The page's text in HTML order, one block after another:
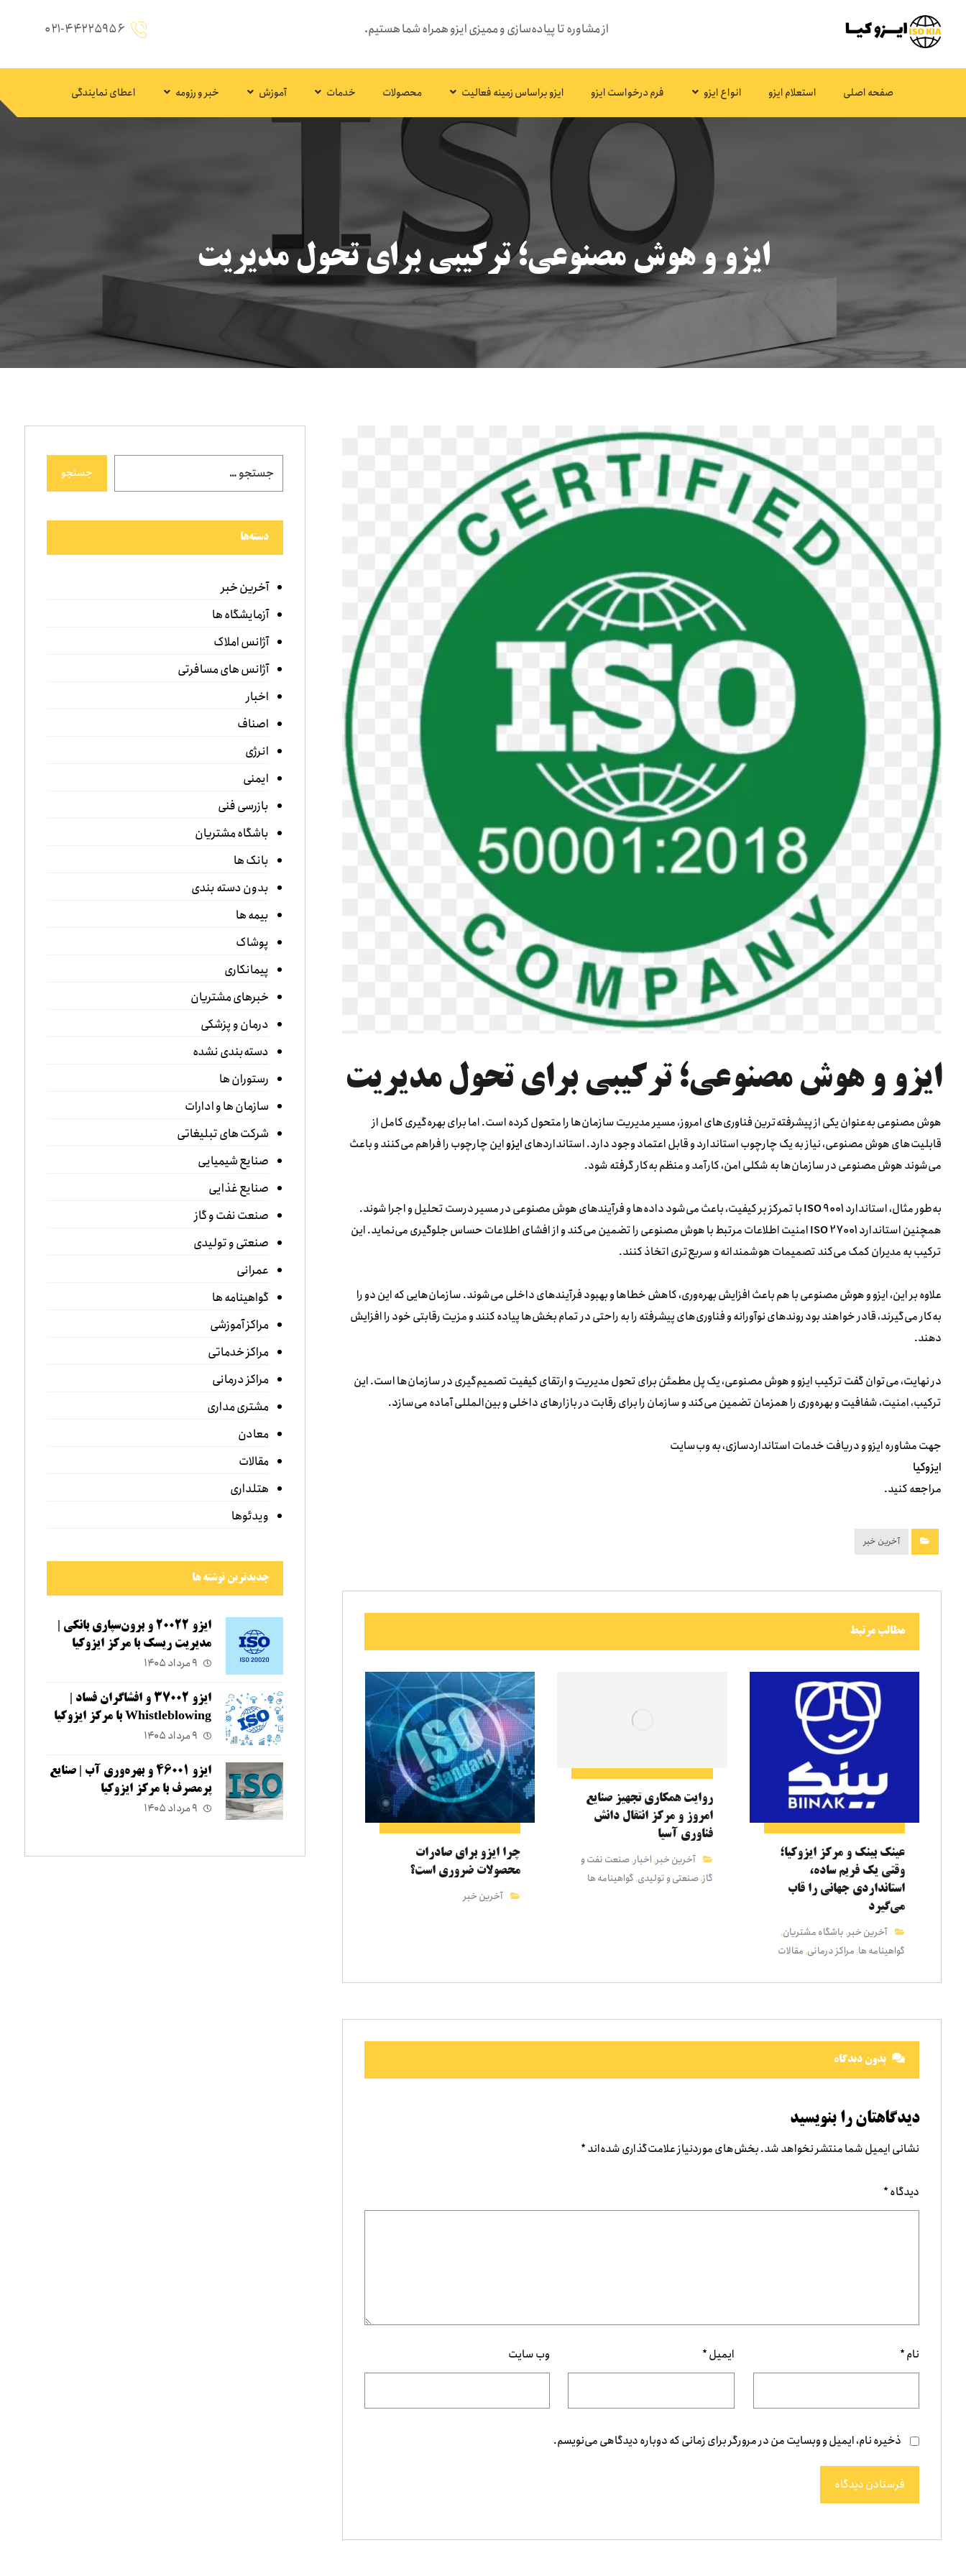
از مشاوره تا پیاده‌سازی و ممیزی ایزو همراه شما هستیم. ۰۲۱-۴۴۲۲۵۹۵۶
صفحه اصلی استعلام ایزو انواع ایزو فرم درخواست ایزو ایزو براساس زمینه فعالیت محصولات خدمات آموزش خبر و رزومه اعطای نمایندگی
ایزو و هوش مصنوعی؛ ترکیبی برای تحول مدیریت
ایزو و هوش مصنوعی؛ ترکیبی برای تحول مدیریت
هوش مصنوعی به‌عنوان یکی از پیشرفته‌ترین فناوری‌های امروز، مسیر مدیریت سازمان‌ها را متحول کرده است. اما برای بهره‌گیری کامل از
قابلیت‌های هوش مصنوعی، نیاز به یک چارچوب استاندارد و قابل اعتماد وجود دارد. استانداردهایایزواین چارچوب را فراهم می‌کنند و باعث
می‌شوند هوش مصنوعی در سازمان‌ها به شکلی امن، کارآمد و منظم به‌کار گرفته شود.
به‌طور مثال، استانداردISO 9001با تمرکز بر کیفیت، باعث می‌شود داده‌ها و فرآیندهای هوش مصنوعی در مسیر درست تحلیل و اجرا شوند.
همچنین استانداردISO 27001امنیت اطلاعات مرتبط با هوش مصنوعی را تضمین می‌کند و از افشای اطلاعات حساس جلوگیری می‌نماید. این
ترکیب به مدیران کمک می‌کند تصمیمات هوشمندانه و سریع‌تری اتخاذ کنند.
علاوه بر این، ایزو و هوش مصنوعی با هم باعث افزایش بهره‌وری، کاهش خطاها و بهبود فرآیندهای داخلی می‌شوند. سازمان‌هایی که این دو را
به‌کار می‌گیرند، قادر خواهند بود روندهای نوآورانه و فناوری‌های پیشرفته را به راحتی در تمام بخش‌ها پیاده کنند و مزیت رقابتی خود را افزایش
دهند.
در نهایت، می‌توان گفت ترکیب ایزو و هوش مصنوعی، یک پل مطمئن برای تحول مدیریت و ارتقای کیفیت تصمیم‌گیری در سازمان‌ها است. این
ترکیب، امنیت، شفافیت و بهره‌وری را همزمان تضمین می‌کند و سازمان را برای رقابت در بازارهای داخلی و بین‌المللی آماده می‌سازد.
جهت مشاوره ایزو و دریافت خدمات استانداردسازی، به وب‌سایت
ایزوکیا
مراجعه کنید.
آخرین خبر
مطالب مرتبط
عینک بینک و مرکز ایزوکیا؛
وقتی یک فریم ساده،
استانداردی جهانی را قاب
می‌گیرد
آخرین خبر,باشگاه مشتریان,
گواهینامه ها,مراکز درمانی,مقالات
روایت همکاری تجهیز صنایع
امروز و مرکز انتقال دانش
فناوری آسیا
آخرین خبر,اخبار,صنعت نفت و
گاز,صنعتی و تولیدی,گواهینامه ها
چرا ایزو برای صادرات
محصولات ضروری است؟
آخرین خبر
بدون دیدگاه
دیدگاهتان را بنویسید
نشانی ایمیل شما منتشر نخواهد شد.بخش‌های موردنیاز علامت‌گذاری شده‌اند*
دیدگاه*
نام* ایمیل* وب‌ سایت
ذخیره نام، ایمیل و وبسایت من در مرورگر برای زمانی که دوباره دیدگاهی می‌نویسم.
فرستادن دیدگاه
جستجو
دسته‌ها
آخرین خبر
آزمایشگاه ها
آژانس املاک
آژانس های مسافرتی
اخبار
اصناف
انرژی
ایمنی
بازرسی فنی
باشگاه مشتریان
بانک ها
بدون دسته بندی
بیمه ها
پوشاک
پیمانکاری
خبرهای مشتریان
درمان و پزشکی
دسته‌بندی نشده
رستوران ها
سازمان ها و ادارات
شرکت های تبلیغاتی
صنایع شیمیایی
صنایع غذایی
صنعت نفت و گاز
صنعتی و تولیدی
عمرانی
گواهینامه ها
مراکز آموزشی
مراکز خدماتی
مراکز درمانی
مشتری مداری
معادن
مقالات
هتلداری
ویدئوها
جدیدترین نوشته ها
ایزو ۲۰۰۲۲ و برون‌سپاری بانکی |
مدیریت ریسک با مرکز ایزوکیا
۹ مرداد ۱۴۰۵
ایزو ۳۷۰۰۲ و افشاگران فساد |
Whistleblowing با مرکز ایزوکیا
۹ مرداد ۱۴۰۵
ایزو ۴۶۰۰۱ و بهره‌وری آب | صنایع
پرمصرف با مرکز ایزوکیا
۹ مرداد ۱۴۰۵